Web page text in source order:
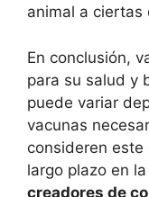
animal a ciertas
En conclusión,
para su salud y
puede variar
vacunas
consideren este
largo plazo en
creadores de